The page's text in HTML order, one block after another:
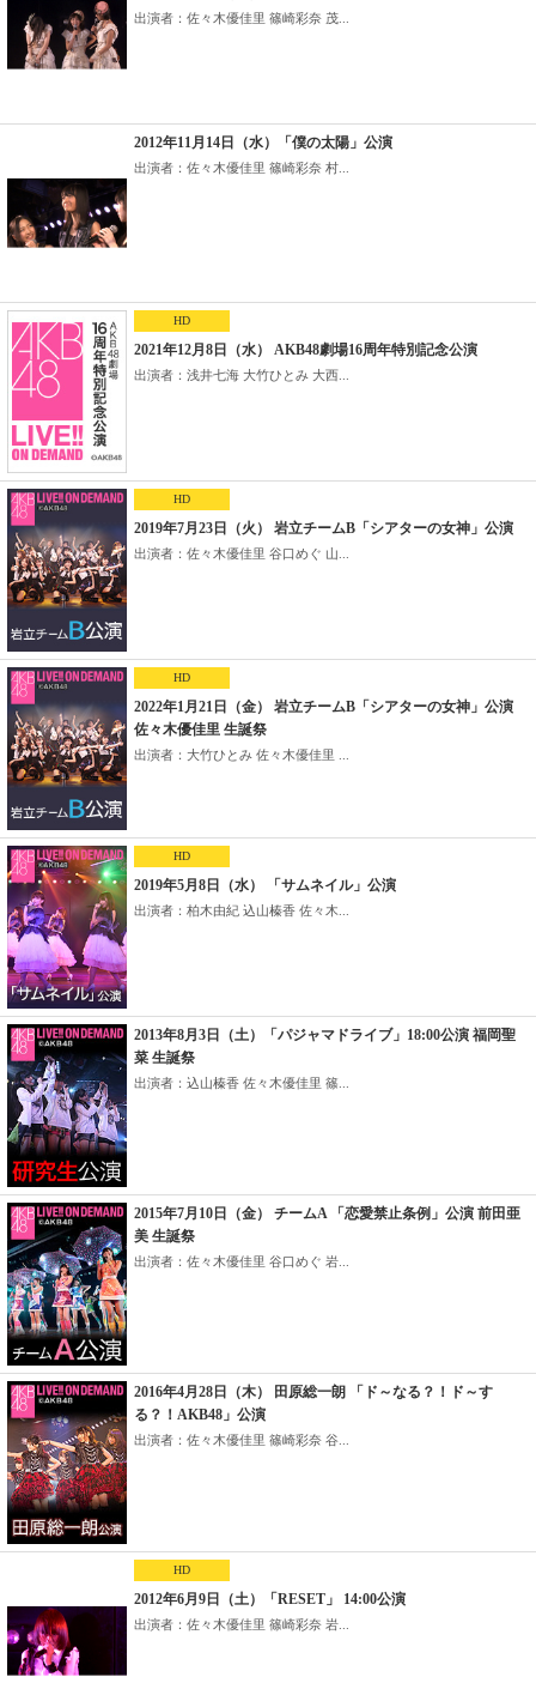
出演者：佐々木優佳里 篠崎彩奈 茂...
2012年11月14日（水）「僕の太陽」公演
出演者：佐々木優佳里 篠崎彩奈 村...
HD
2021年12月8日（水） AKB48劇場16周年特別記念公演
出演者：浅井七海 大竹ひとみ 大西...
HD
2019年7月23日（火） 岩立チームB「シアターの女神」公演
出演者：佐々木優佳里 谷口めぐ 山...
HD
2022年1月21日（金） 岩立チームB「シアターの女神」公演
佐々木優佳里 生誕祭
出演者：大竹ひとみ 佐々木優佳里 ...
HD
2019年5月8日（水） 「サムネイル」公演
出演者：柏木由紀 込山榛香 佐々木...
2013年8月3日（土）「パジャマドライブ」18:00公演 福岡聖
菜 生誕祭
出演者：込山榛香 佐々木優佳里 篠...
2015年7月10日（金） チームA 「恋愛禁止条例」公演 前田亜
美 生誕祭
出演者：佐々木優佳里 谷口めぐ 岩...
2016年4月28日（木） 田原総一朗 「ド～なる？！ド～す
る？！AKB48」公演
出演者：佐々木優佳里 篠崎彩奈 谷...
HD
2012年6月9日（土）「RESET」 14:00公演
出演者：佐々木優佳里 篠崎彩奈 岩...